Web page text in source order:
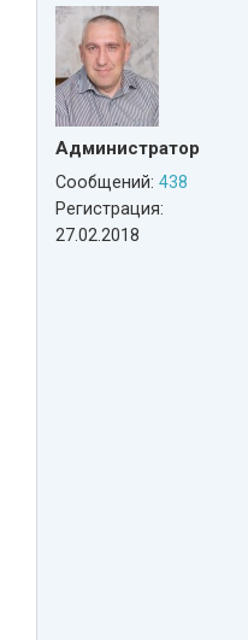
Администратор
Сообщений: 438
Регистрация:
27.02.2018